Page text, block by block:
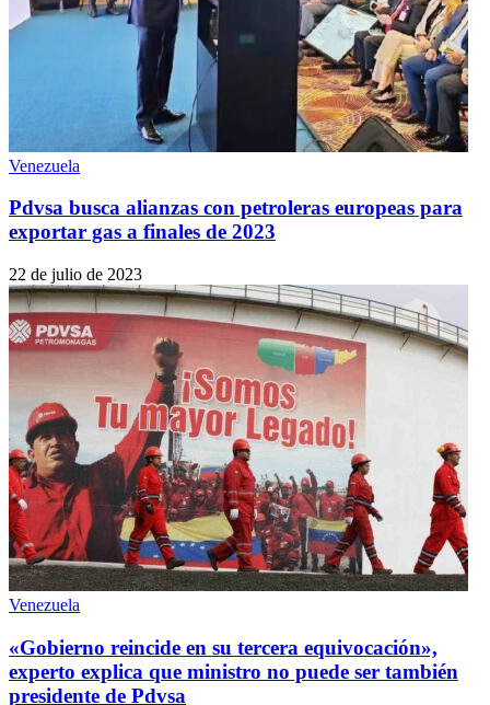
Venezuela
Pdvsa busca alianzas con petroleras europeas para
exportar gas a finales de 2023
22 de julio de 2023
Venezuela
«Gobierno reincide en su tercera equivocación»,
experto explica que ministro no puede ser también
presidente de Pdvsa